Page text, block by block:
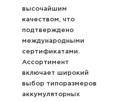
высочайшим
качеством, что
подтверждено
международными
сертификатами.
Ассортимент
включает широкий
выбор типоразмеров
аккумуляторных